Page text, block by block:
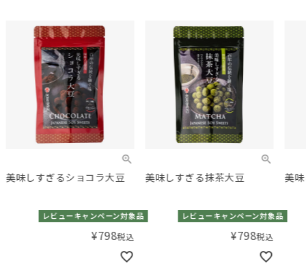
美味しすぎるショコラ大豆
レビューキャンペーン対象品
¥798税込
美味しすぎる抹茶大豆
レビューキャンペーン対象品
¥798税込
美